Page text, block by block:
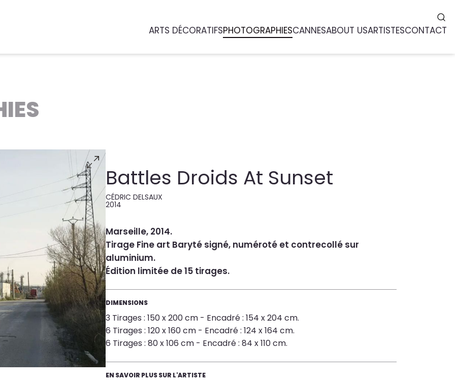
Battles Droids At Sunset
CÉDRIC DELSAUX
2014
Marseille, 2014.
Tirage Fine art Baryté signé, numéroté et contrecollé sur
aluminium.
Édition limitée de 15 tirages.
DIMENSIONS
3 Tirages : 150 x 200 cm - Encadré : 154 x 204 cm.
6 Tirages : 120 x 160 cm - Encadré : 124 x 164 cm.
6 Tirages : 80 x 106 cm - Encadré : 84 x 110 cm.
EN SAVOIR PLUS SUR L'ARTISTE
ARTS DÉCORATIFSPHOTOGRAPHIESCANNESABOUT USARTISTESCONTACT